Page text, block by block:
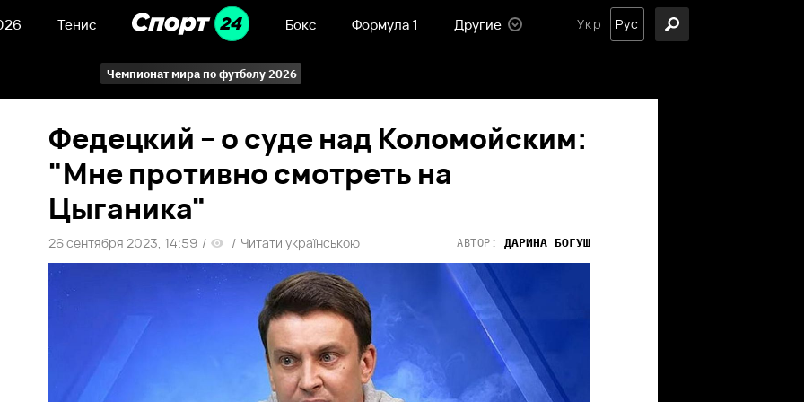
Тенис Бокс Формула 1 Другие Укр Рус
Чемпионат мира по футболу 2026
Федецкий – о суде над Коломойским:
"Мне противно смотреть на
Цыганика"
26 сентября 2023, 14:59 / / Читати українською АВТОР: ДАРИНА БОГУШ